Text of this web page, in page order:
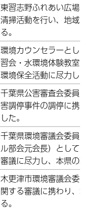
東習志野ふれあい広場
清掃活動を行い、地域
る。
環境カウンセラーとし
習会・水環境体験教室
環境保全活動に尽力し
千葉県公害審査会委員
害調停事件の調停に携
した。
千葉県環境審議会委員
ル部会元会長）として
審議に尽力し、本県の
木更津市環境審議会委
関する審議に携わり、
る。